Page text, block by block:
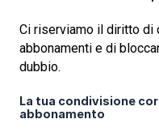
Ci riserviamo il diritto
abbonamenti e di
dubbio.
La tua condivisione
abbonamento